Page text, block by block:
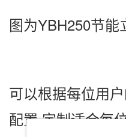
图为YBH250节能
可以根据每位用
配置,定制适合每